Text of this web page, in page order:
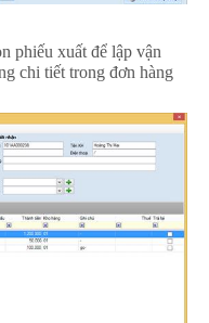
phiếu xuất để lập vận
chi tiết trong đơn hàng